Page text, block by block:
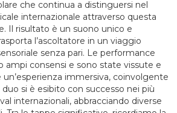
che continua a distinguersi nel
internazionale attraverso questa
Il risultato è un suono unico e
l’ascoltatore in un viaggio
senza pari. Le performance
ampi consensi e sono state vissute e
immersiva, coinvolgente
si è esibito con successo nei più
internazionali, abbracciando diverse